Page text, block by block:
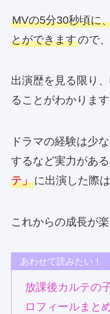
MVの5分30秒頃に
とができますので
出演歴を見る限り
ることがわかります
ドラマの経験は少
するなど実力がある
テ」に出演した際
これからの成長が
あわせて読みたい！
放課後カルテの
ロフィールまと